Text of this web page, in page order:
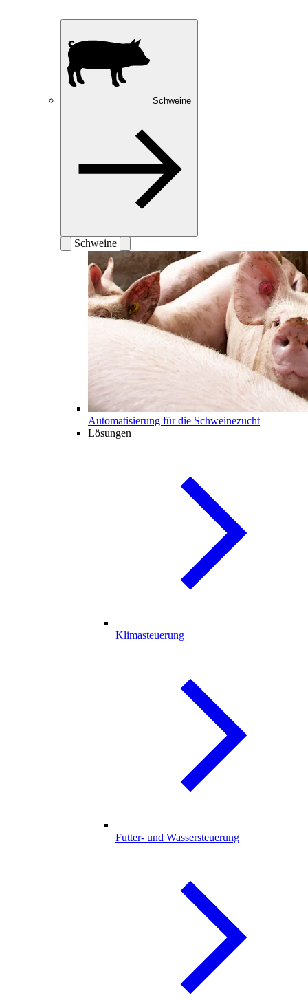
Schweine
Schweine
Automatisierung für die Schweinezucht
Lösungen
Klimasteuerung
Futter- und Wassersteuerung